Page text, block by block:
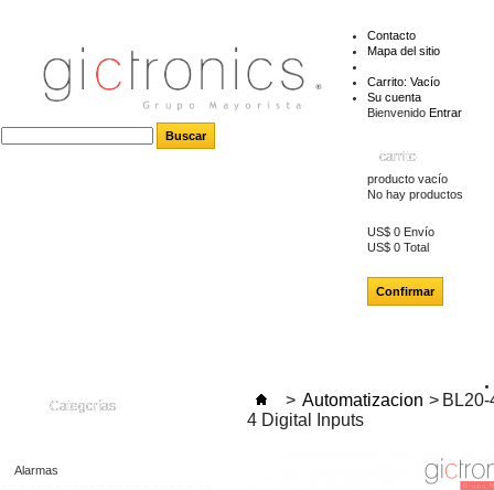
Contacto
Mapa del sitio
Carrito: Vacío
Su cuenta
Bienvenido Entrar
carrito
producto vacío
No hay productos
US$ 0 Envío
US$ 0 Total
Confirmar
Categorías
Alarmas
> Automatizacion >
4 Digital Inputs